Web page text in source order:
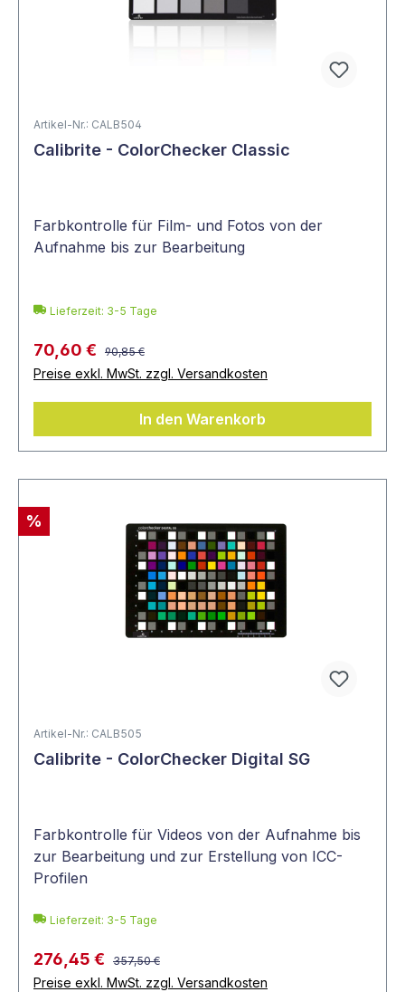
Artikel-Nr.: CALB504
Calibrite - ColorChecker Classic
Farbkontrolle für Film- und Fotos von der
Aufnahme bis zur Bearbeitung
Lieferzeit: 3-5 Tage
70,60 € 90,85 €
Preise exkl. MwSt. zzgl. Versandkosten
In den Warenkorb
%
Artikel-Nr.: CALB505
Calibrite - ColorChecker Digital SG
Farbkontrolle für Videos von der Aufnahme bis
zur Bearbeitung und zur Erstellung von ICC-
Profilen
Lieferzeit: 3-5 Tage
276,45 € 357,50 €
Preise exkl. MwSt. zzgl. Versandkosten